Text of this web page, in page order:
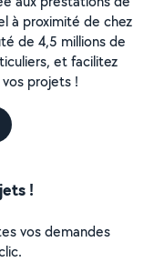
à proximité de chez
de 4,5 millions de
et facilitez
projets !
!
vos demandes